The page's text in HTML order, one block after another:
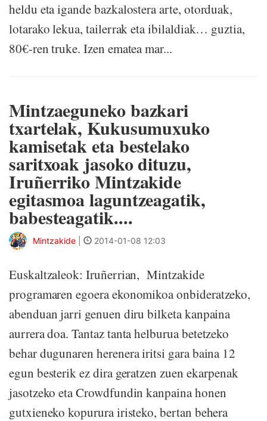
heldu eta igande bazkalostera arte, otorduak,
lotarako lekua, tailerrak eta ibilaldiak… guztia,
80€-ren truke. Izen ematea mar...
Mintzaeguneko bazkari
txartelak, Kukusumuxuko
kamisetak eta bestelako
saritxoak jasoko dituzu,
Iruñerriko Mintzakide
egitasmoa laguntzeagatik,
babesteagatik....
Mintzakide 2014-01-08 12:03
Euskaltzaleok: Iruñerrian, Mintzakide
programaren egoera ekonomikoa onbideratzeko,
abenduan jarri genuen diru bilketa kanpaina
aurrera doa. Tantaz tanta helburua betetzeko
behar dugunaren herenera iritsi gara baina 12
egun besterik ez dira geratzen zuen ekarpenak
jasotzeko eta Crowdfundin kanpaina honen
gutxieneko kopurura iristeko, bertan behera